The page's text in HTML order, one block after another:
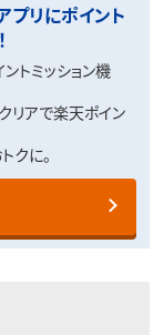
プリにポイント
トミッション機
リアで楽天ポイン
クに。